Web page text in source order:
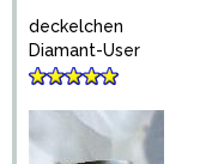
deckelchen
Diamant-User